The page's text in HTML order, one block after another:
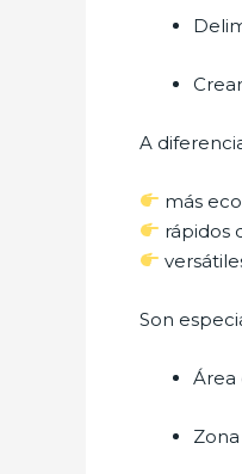
A
más
rápidos
Son
Área